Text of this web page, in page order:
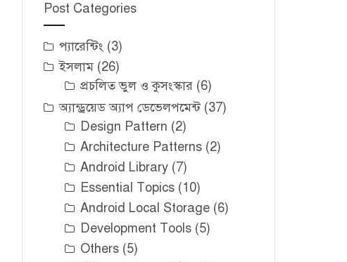
Post Categories
প্যারেন্টিং (3)
ইসলাম (26)
প্রচলিত ভুল ও কুসংস্কার (6)
অ্যান্ড্রয়েড অ্যাপ ডেভেলপমেন্ট(37)
Design Pattern (2)
Architecture Patterns (2)
Android Library (7)
Essential Topics (10)
Android Local Storage (6)
Development Tools (5)
Others (5)